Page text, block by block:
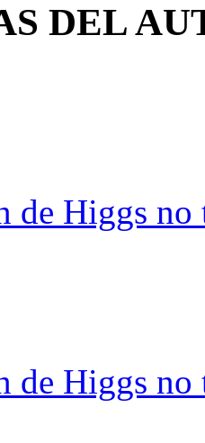
DEL
de Higgs no
de Higgs no